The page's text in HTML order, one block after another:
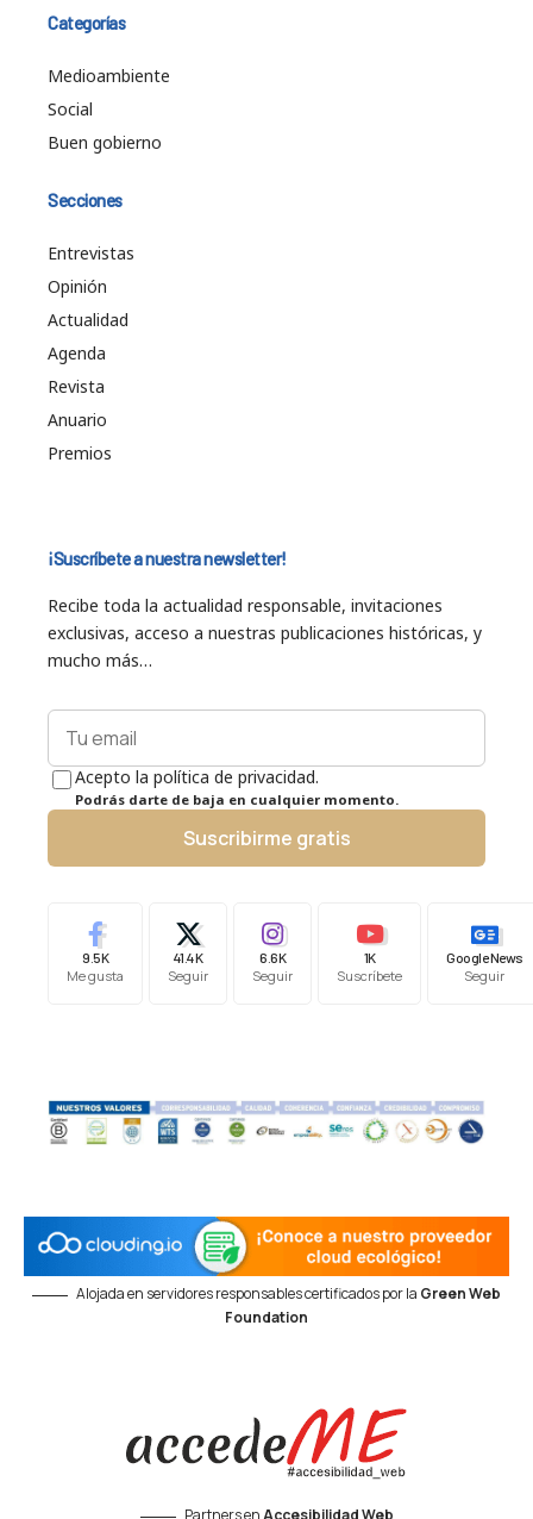
Categorías
Medioambiente
Social
Buen gobierno
Secciones
Entrevistas
Opinión
Actualidad
Agenda
Revista
Anuario
Premios
¡Suscríbete a nuestra newsletter!
Recibe toda la actualidad responsable, invitaciones
exclusivas, acceso a nuestras publicaciones históricas, y
mucho más…
Acepto la política de privacidad.
Podrás darte de baja en cualquier momento.
Suscribirme gratis
9.5K
Me gusta
41.4K
Seguir
6.6K
Seguir
1K
Suscríbete
Google News
Seguir
Alojada en servidores responsables certificados por la Green Web
Foundation